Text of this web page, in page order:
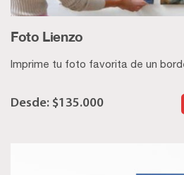
Foto Lienzo
Imprime tu foto favorita de un
$135.000